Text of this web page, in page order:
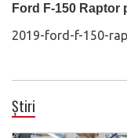
Ford F-150 Raptor
2019-ford-f-150-
Știri